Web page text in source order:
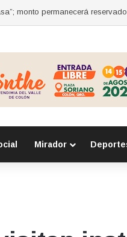
Mirador